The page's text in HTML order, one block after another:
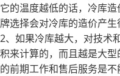
它的温度越低的话，冷库
牌选择会对冷库的造价产生
2、如果冷库越大，对技术
积来计算的，而且越是大
的前期工作和售后服务是不